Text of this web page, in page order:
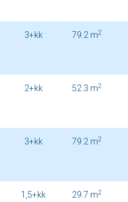
3+kk 79.2 m2
2+kk 52.3 m2
3+kk 79.2 m2
1,5+kk 29.7 m2